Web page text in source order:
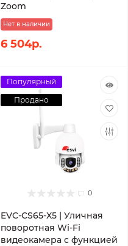
Zoom
Нет в наличии
6 504р.
Популярный
Продано
0
EVC-CS65-X5 | Уличная
поворотная Wi-Fi
видеокамера с функцией